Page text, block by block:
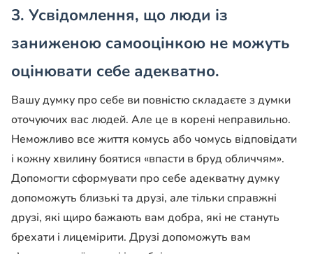
3. Усвідомлення, що люди із
заниженою самооцінкою не можуть
оцінювати себе адекватно.
Вашу думку про себе ви повністю складаєте з думки
оточуючих вас людей. Але це в корені неправильно.
Неможливо все життя комусь або чомусь відповідати
і кожну хвилину боятися «впасти в бруд обличчям».
Допомогти сформувати про себе адекватну думку
допоможуть близькі та друзі, але тільки справжні
друзі, які щиро бажають вам добра, які не стануть
брехати і лицемірити. Друзі допоможуть вам